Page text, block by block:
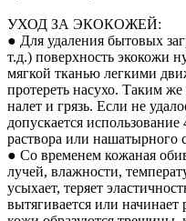
УХОД ЗА ЭКОКОЖЕЙ:
● Для удаления бытовых
т.д.) поверхность экокожи
мягкой тканью легкими
протереть насухо. Таким
налет и грязь. Если не
допускается
раствора или нашатырного
● Со временем кожаная
лучей, влажности,
усыхает, теряет
вытягивается или